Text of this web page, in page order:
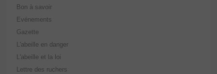
Bon à savoir
Evénements
Gazette
L'abeille en danger
L'abeille et la loi
Lettre des ruchers